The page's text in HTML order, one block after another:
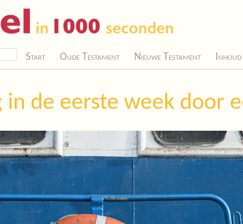
Start Oude Testament Nieuwe Testament Inhoud
in de eerste week door